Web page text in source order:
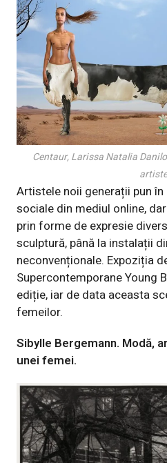
Centaur, Larissa Natalia
Artistele noii generații pun
sociale din mediul online,
prin forme de expresie
sculptură, până la instalații
neconvenționale. Expoziția
Supercontemporane Young
ediție, iar de data aceasta
femeilor.
Sibylle Bergemann. Modă,
unei femei.